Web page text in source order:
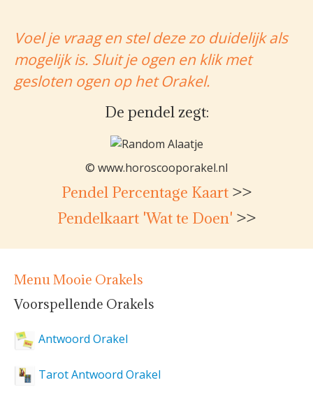
Voel je vraag en stel deze zo duidelijk als
mogelijk is. Sluit je ogen en klik met
gesloten ogen op het Orakel.
De pendel zegt:
© www.horoscooporakel.nl
Pendel Percentage Kaart >>
Pendelkaart 'Wat te Doen' >>
Menu Mooie Orakels
Voorspellende Orakels
Antwoord Orakel
Tarot Antwoord Orakel